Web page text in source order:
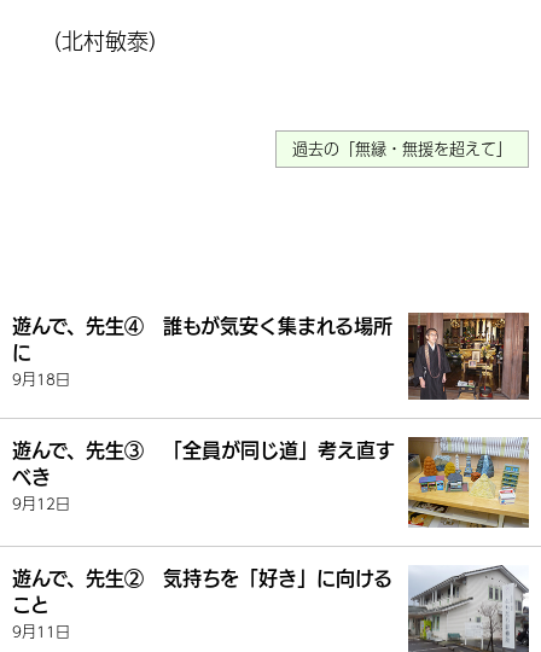
（北村敏泰）
過去の「無縁・無援を超えて」
遊んで、先生④ 誰もが気安く集まれる場所
に
9月18日
遊んで、先生③ 「全員が同じ道」考え直す
べき
9月12日
遊んで、先生② 気持ちを「好き」に向ける
こと
9月11日